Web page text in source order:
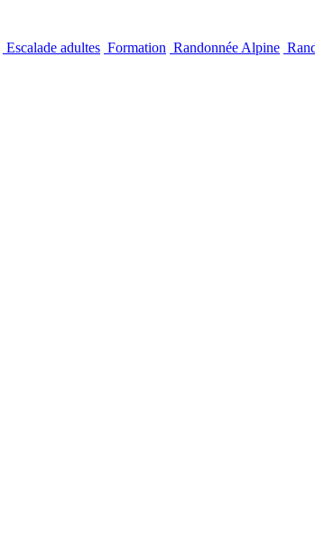
Escalade adultes Formation Randonnée Alpine